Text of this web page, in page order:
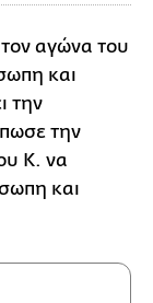
αγώνα του
και
την
την
Κ. να
και